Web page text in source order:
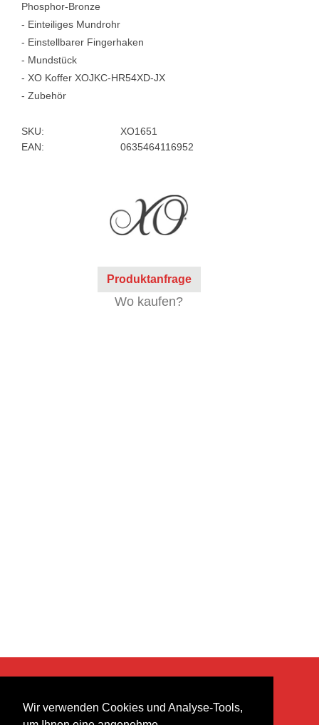
Wir verwenden Cookies und Analyse-Tools,
Phosphor-Bronze
- Einteiliges Mundrohr
- Einstellbarer Fingerhaken
- Mundstück
- XO Koffer XOJKC-HR54XD-JX
- Zubehör
SKU:
XO1651
EAN:
0635464116952
Produktanfrage
Wo kaufen?
heer musik ag